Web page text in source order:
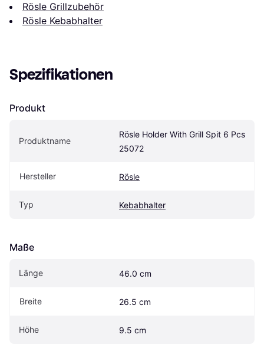
Rösle Grillzubehör
Rösle Kebabhalter
Spezifikationen
Produkt
Produktname
Rösle Holder With Grill Spit 6 Pcs
25072
Hersteller Rösle
Typ Kebabhalter
Maße
Länge 46.0 cm
Breite 26.5 cm
Höhe 9.5 cm